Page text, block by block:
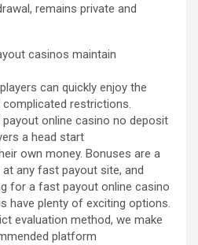
remains private and
casinos maintain
can quickly enjoy the
restrictions.
online casino no deposit
a head start
own money. Bonuses are a
any fast payout site, and
for a fast payout online casino
have plenty of exciting options.
evaluation method, we make
platform